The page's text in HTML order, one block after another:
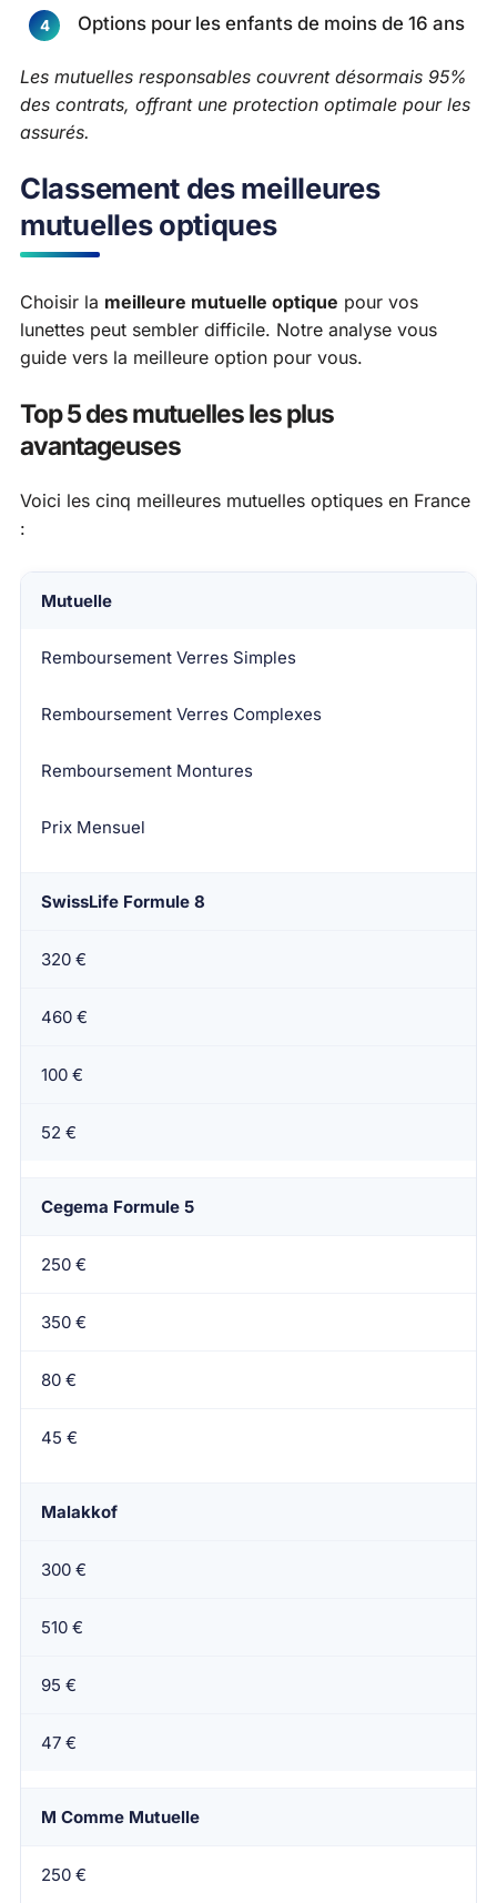
Options pour les enfants de moins de 16 ans
Les mutuelles responsables couvrent désormais 95%
des contrats, offrant une protection optimale pour les
assurés.
Classement des meilleures
mutuelles optiques
Choisir la meilleure mutuelle optique pour vos
lunettes peut sembler difficile. Notre analyse vous
guide vers la meilleure option pour vous.
Top 5 des mutuelles les plus
avantageuses
Voici les cinq meilleures mutuelles optiques en France
:
Mutuelle
Remboursement Verres Simples
Remboursement Verres Complexes
Remboursement Montures
Prix Mensuel
SwissLife Formule 8
320 €
460 €
100 €
52 €
Cegema Formule 5
250 €
350 €
80 €
45 €
Malakkof
300 €
510 €
95 €
47 €
M Comme Mutuelle
250 €